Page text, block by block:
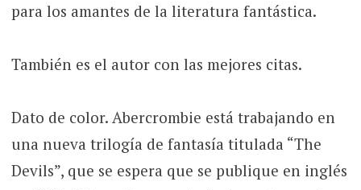
para los amantes de la literatura fantástica.
También es el autor con las mejores citas.
Dato de color. Abercrombie está trabajando en
una nueva trilogía de fantasía titulada “The
Devils”, que se espera que se publique en inglés